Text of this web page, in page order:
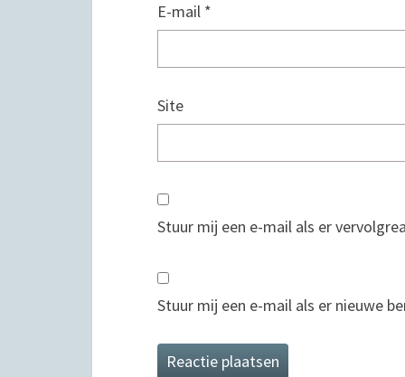
E-mail *
Site
Stuur mij een e-mail als er
Stuur mij een e-mail als er nieuwe